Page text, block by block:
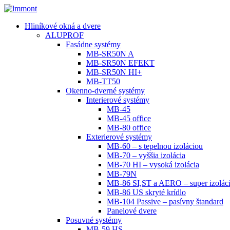
Hliníkové okná a dvere
ALUPROF
Fasádne systémy
MB-SR50N A
MB-SR50N EFEKT
MB-SR50N HI+
MB-TT50
Okenno-dverné systémy
Interierové systémy
MB-45
MB-45 office
MB-80 office
Exterierové systémy
MB-60 – s tepelnou izoláciou
MB-70 – vyššia izolácia
MB-70 HI – vysoká izolácia
MB-79N
MB-86 SI,ST a AERO – super
MB-86 US skryté krídlo
MB-104 Passive – pasívny štandard
Panelové dvere
Posuvné systémy